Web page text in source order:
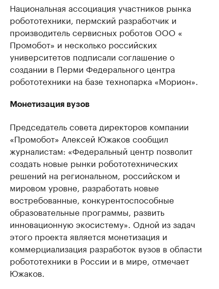
Национальная ассоциация участников рынка
робототехники, пермский разработчик и
производитель сервисных роботов ООО «​
Промобот» и несколько российских
университетов подписали соглашение о
создании в Перми Федерального центра
робототехники на базе технопарка «Морион».
Монетизация вузов
Председатель совета директоров компании
«Промобот» Алексей Южаков сообщил
журналистам: «Федеральный центр позволит
создать новые рынки робототехнических
решений на региональном, российском и
мировом уровне, разработать новые
востребованные, конкурентоспособные
образовательные программы, развить
инновационную экосистему». Одной из задач
этого проекта является монетизация и
коммерциализация разработок вузов в области
робототехники в России и в мире, отмечает
Южаков.